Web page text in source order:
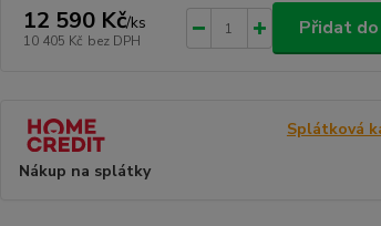
12 590 Kč/ks
10 405 Kč bez DPH
Přidat
Splátková
Nákup na splátky